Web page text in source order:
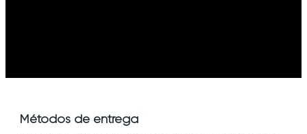
Métodos de entrega